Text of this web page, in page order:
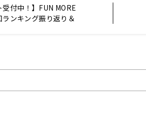
付中！】FUN MORE
ンキング振り返り＆